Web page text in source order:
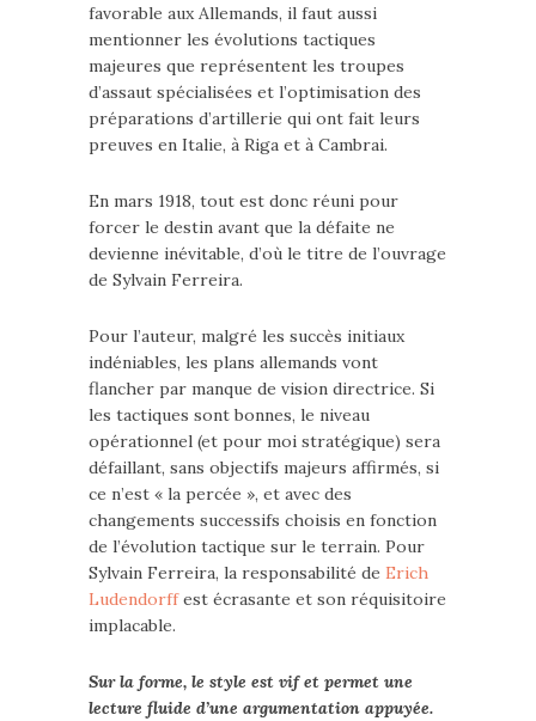
favorable aux Allemands, il faut aussi
mentionner les évolutions tactiques
majeures que représentent les troupes
d’assaut spécialisées et l’optimisation des
préparations d’artillerie qui ont fait leurs
preuves en Italie, à Riga et à Cambrai.
En mars 1918, tout est donc réuni pour
forcer le destin avant que la défaite ne
devienne inévitable, d’où le titre de l’ouvrage
de Sylvain Ferreira.
Pour l’auteur, malgré les succès initiaux
indéniables, les plans allemands vont
flancher par manque de vision directrice. Si
les tactiques sont bonnes, le niveau
opérationnel (et pour moi stratégique) sera
défaillant, sans objectifs majeurs affirmés, si
ce n’est « la percée », et avec des
changements successifs choisis en fonction
de l’évolution tactique sur le terrain. Pour
Sylvain Ferreira, la responsabilité de Erich
Ludendorffest écrasante et son réquisitoire
implacable.
Sur la forme, le style est vif et permet une
lecture fluide d’une argumentation appuyée.